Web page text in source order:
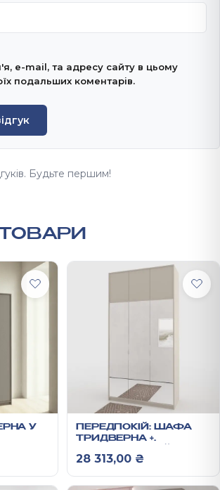
e-mail, та адресу сайту в цьому
подальших коментарів.
Будьте першим!
У
ПЕРЕДПОКІЙ: ШАФА
ТРИДВЕРНА +
28 313,00 ₴